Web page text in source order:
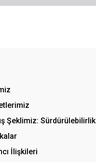
Şeklimiz: Sürdürülebilirlik
İlişkileri